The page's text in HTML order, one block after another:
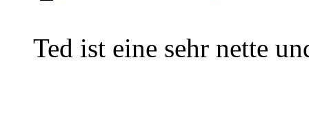
Ted ist eine sehr nette